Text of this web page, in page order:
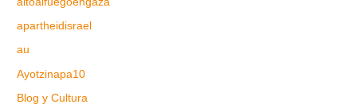
apartheidisrael
au
Ayotzinapa10
Blog y Cultura